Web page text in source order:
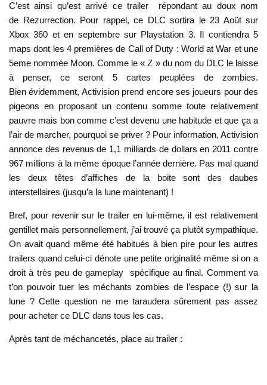
C’est ainsi qu’est arrivé ce trailer
répondant au doux nom
de Rezurrection. Pour rappel, ce DLC sortira le 23 Aoûtsur
Xbox 360 et en septembre sur Playstation 3. Il contiendra 5
maps dont les 4 premières de Call of Duty : World at War et une
5eme nommée Moon. Comme le « Z » du nom du DLC le laisse
à penser, ce seront 5 cartes peuplées de zombies.
Bien évidemment, Activisionprend encore ses joueurs pour des
pigeons en proposant un contenu somme toute relativement
pauvre mais bon comme c’est devenu une habitude et que ça a
l’air de marcher, pourquoi se priver ? Pour information, Activision
annonce des revenus de 1,1 milliards de dollars en 2011 contre
967 millions à la même époque l’année dernière. Pas mal quand
les deux têtes d’affiches de la boite sont des daubes
interstellaires (jusqu’a la lune maintenant) !
Bref, pour revenir sur le trailer en lui-même, il est relativement
gentillet mais personnellement, j’ai trouvé ça plutôt sympathique.
On avait quand même été habitués à bien pire pour les autres
trailers quand celui-ci dénote une petite originalité même si on a
droit à très peu degameplay
spécifique au final. Comment va
t’on pouvoir tuer les méchants zombies de l’espace (!) sur la
lune ? Cette question ne me taraudera sûrementpas assez
pour acheter ce DLC dans tous les cas.
Après tant de méchancetés, place au trailer :